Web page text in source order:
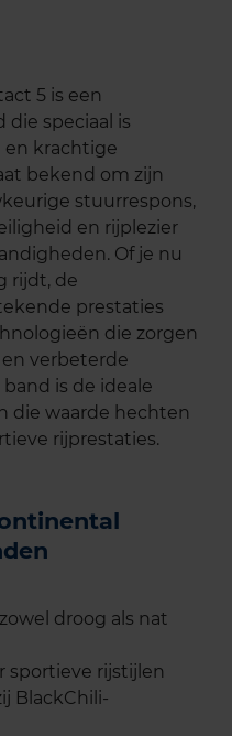
5 is een
die speciaal is
en krachtige
bekend om zijn
stuurrespons,
en rijplezier
Of je nu
rijdt, de
prestaties
die zorgen
verbeterde
is de ideale
die waarde hechten
rijprestaties.
droog als nat
sportieve rijstijlen
BlackChili-